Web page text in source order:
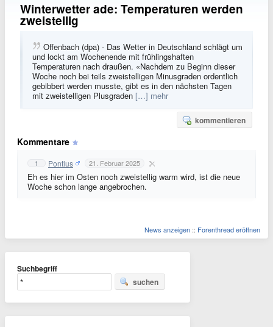
Winterwetter ade: Temperaturen werden
zweistellig
Offenbach (dpa) - Das Wetter in Deutschland schlägt um
und lockt am Wochenende mit frühlingshaften
Temperaturen nach draußen. «Nachdem zu Beginn dieser
Woche noch bei teils zweistelligen Minusgraden ordentlich
gebibbert werden musste, gibt es in den nächsten Tagen
mit zweistelligen Plusgraden […] mehr
kommentieren
Kommentare
1 Pontius 21. Februar 2025
Eh es hier im Osten noch zweistellig warm wird, ist die neue
Woche schon lange angebrochen.
News anzeigen :: Forenthread eröffnen
Suchbegriff
suchen